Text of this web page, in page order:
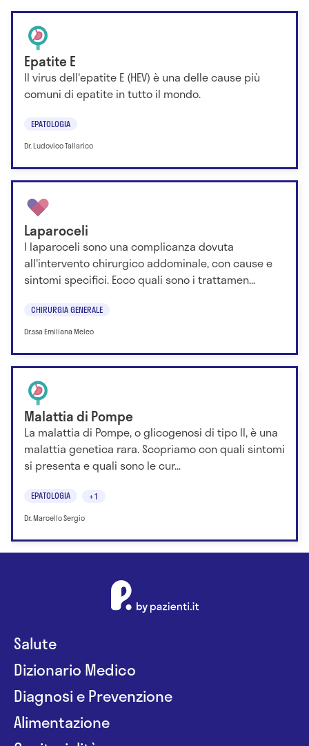
Epatite E
Il virus dell'epatite E (HEV) è una delle cause più
comuni di epatite in tutto il mondo.
EPATOLOGIA
Dr. Ludovico Tallarico
Laparoceli
I laparoceli sono una complicanza dovuta
all'intervento chirurgico addominale, con cause e
sintomi specifici. Ecco quali sono i trattamen...
CHIRURGIA GENERALE
Dr.ssa Emiliana Meleo
Malattia di Pompe
La malattia di Pompe, o glicogenosi di tipo II, è una
malattia genetica rara. Scopriamo con quali sintomi
si presenta e quali sono le cur...
EPATOLOGIA +1
Dr. Marcello Sergio
Salute
Dizionario Medico
Diagnosi e Prevenzione
Alimentazione